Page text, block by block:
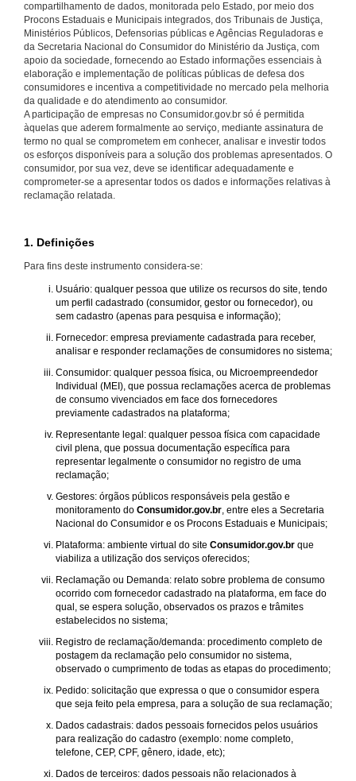
compartilhamento de dados, monitorada pelo Estado, por meio dos
Procons Estaduais e Municipais integrados, dos Tribunais de Justiça,
Ministérios Públicos, Defensorias públicas e Agências Reguladoras e
da Secretaria Nacional do Consumidor do Ministério da Justiça, com
apoio da sociedade, fornecendo ao Estado informações essenciais à
elaboração e implementação de políticas públicas de defesa dos
consumidores e incentiva a competitividade no mercado pela melhoria
da qualidade e do atendimento ao consumidor.
A participação de empresas no Consumidor.gov.br só é permitida
àquelas que aderem formalmente ao serviço, mediante assinatura de
termo no qual se comprometem em conhecer, analisar e investir todos
os esforços disponíveis para a solução dos problemas apresentados. O
consumidor, por sua vez, deve se identificar adequadamente e
comprometer-se a apresentar todos os dados e informações relativas à
reclamação relatada.
1. Definições
Para fins deste instrumento considera-se:
Usuário: qualquer pessoa que utilize os recursos do site, tendo
um perfil cadastrado (consumidor, gestor ou fornecedor), ou
sem cadastro (apenas para pesquisa e informação);
Fornecedor: empresa previamente cadastrada para receber,
analisar e responder reclamações de consumidores no sistema;
Consumidor: qualquer pessoa física, ou Microempreendedor
Individual (MEI), que possua reclamações acerca de problemas
de consumo vivenciados em face dos fornecedores
previamente cadastrados na plataforma;
Representante legal: qualquer pessoa física com capacidade
civil plena, que possua documentação específica para
representar legalmente o consumidor no registro de uma
reclamação;
Gestores: órgãos públicos responsáveis pela gestão e
monitoramento do Consumidor.gov.br, entre eles a Secretaria
Nacional do Consumidor e os Procons Estaduais e Municipais;
Plataforma: ambiente virtual do site Consumidor.gov.br que
viabiliza a utilização dos serviços oferecidos;
Reclamação ou Demanda: relato sobre problema de consumo
ocorrido com fornecedor cadastrado na plataforma, em face do
qual, se espera solução, observados os prazos e trâmites
estabelecidos no sistema;
Registro de reclamação/demanda: procedimento completo de
postagem da reclamação pelo consumidor no sistema,
observado o cumprimento de todas as etapas do procedimento;
Pedido: solicitação que expressa o que o consumidor espera
que seja feito pela empresa, para a solução de sua reclamação;
Dados cadastrais: dados pessoais fornecidos pelos usuários
para realização do cadastro (exemplo: nome completo,
telefone, CEP, CPF, gênero, idade, etc);
Dados de terceiros: dados pessoais não relacionados à